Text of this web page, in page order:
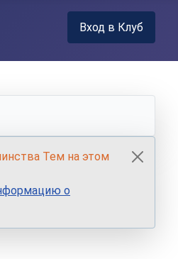
Вход в Клуб
Тем на этом
о